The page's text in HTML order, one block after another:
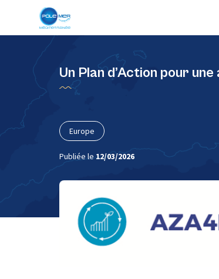
Un Plan d’Action pour
Europe
Publiée le 12/03/2026
Panneau de gestion des cookies